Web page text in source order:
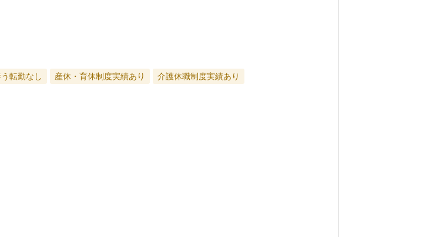
転勤なし 産休・育休制度実績あり 介護休職制度実績あり